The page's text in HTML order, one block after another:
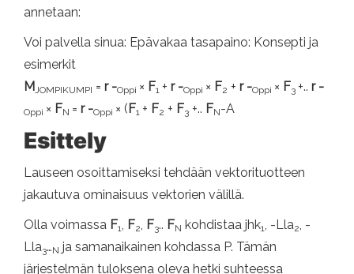
annetaan:
Voi palvella sinua: Epävakaa tasapaino: Konsepti ja
esimerkit
M JOMPIKUMPI = r -Oppi × F1 + r -Oppi × F2 + r -Oppi × F3 +.. r -
Oppi × FN = r -Oppi × (F1 + F2 + F3 +.. FN-A
Esittely
Lauseen osoittamiseksi tehdään vektorituotteen
jakautuva ominaisuus vektorien välillä.
Olla voimassa F1 F2 F3.. FN kohdistaa jhk1 , -Lla2
, -
Lla3…N ja samanaikainen kohdassa P. Tämän
järjestelmän tuloksena oleva hetki suhteessa